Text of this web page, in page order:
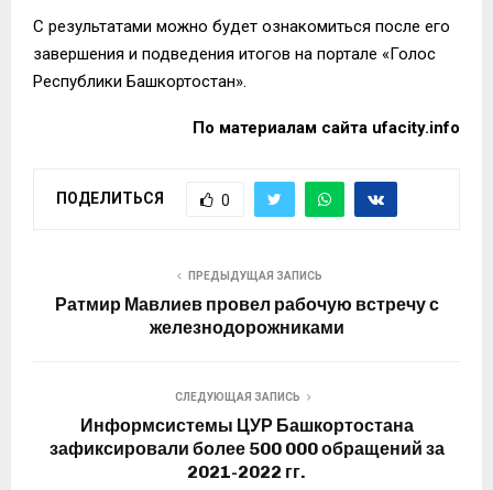
С результатами можно будет ознакомиться после его
завершения и подведения итогов на портале «Голос
Республики Башкортостан».
По материалам сайта ufacity.info
ПОДЕЛИТЬСЯ 0
ПРЕДЫДУЩАЯ ЗАПИСЬ
Ратмир Мавлиев провел рабочую встречу с
железнодорожниками
СЛЕДУЮЩАЯ ЗАПИСЬ
Информсистемы ЦУР Башкортостана
зафиксировали более 500 000 обращений за
2021-2022 гг.